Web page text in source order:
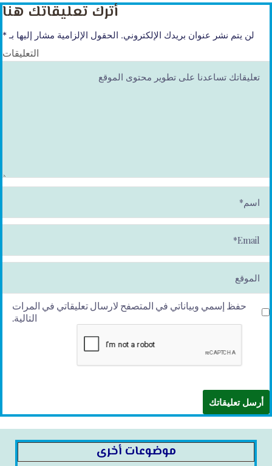
أترك تعليقاتك هنا
لن يتم نشر عنوان بريدك الإلكتروني. الحقول الإلزامية مشار إليها بـ*
التعليقات
م
ai
حفظ إسمي وبياناتي في المتصفح لارسال تعليقاتي في المرات
التالية.
موضوعات أخرى